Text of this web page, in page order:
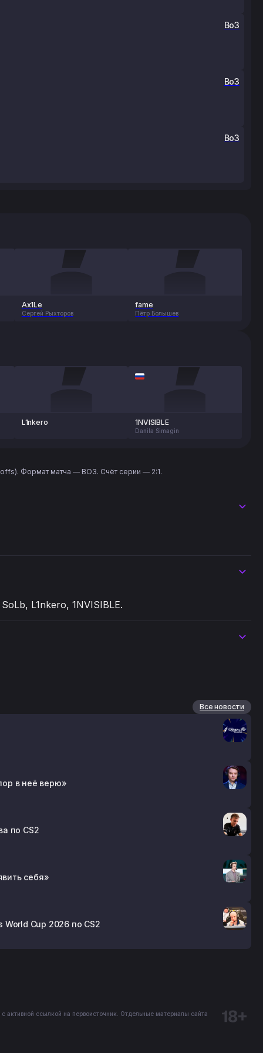
Bo3
Bo3
Bo3
Ax1Le
Сергей Рыхторов
fame
Пётр Болышев
L1nkero 1NVISIBLE
Danila Simagin
Формат матча — BO3. Счёт серии — 2:1.
L1nkero, 1NVISIBLE.
Все новости
в неё верю»
по CS2
себя»
Cup 2026 по CS2
активной ссылкой на первоисточник. Отдельные материалы сайта